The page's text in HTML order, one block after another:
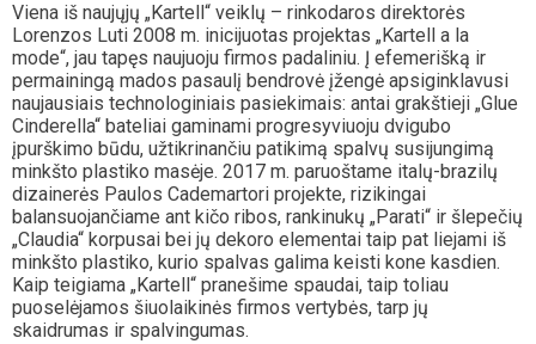
Viena iš naujųjų „Kartell“ veiklų – rinkodaros direktorės
Lorenzos Luti 2008 m. inicijuotas projektas „Kartell a la
mode“, jau tapęs naujuoju firmos padaliniu. Į efemerišką ir
permainingą mados pasaulį bendrovė įžengė apsiginklavusi
naujausiais technologiniais pasiekimais: antai grakštieji „Glue
Cinderella“ bateliai gaminami progresyviuoju dvigubo
įpurškimo būdu, užtikrinančiu patikimą spalvų susijungimą
minkšto plastiko masėje. 2017 m. paruoštame italų-brazilų
dizainerės Paulos Cademartori projekte, rizikingai
balansuojančiame ant kičo ribos, rankinukų „Parati“ ir šlepečių
„Claudia“ korpusai bei jų dekoro elementai taip pat liejami iš
minkšto plastiko, kurio spalvas galima keisti kone kasdien.
Kaip teigiama „Kartell“ pranešime spaudai, taip toliau
puoselėjamos šiuolaikinės firmos vertybės, tarp jų
skaidrumas ir spalvingumas.